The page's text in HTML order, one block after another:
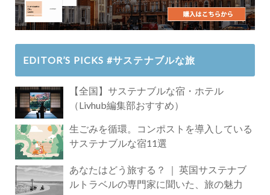
EDITOR’S PICKS #サステナブルな旅
【全国】サステナブルな宿・ホテル
（Livhub編集部おすすめ）
生ごみを循環。コンポストを導入している
サステナブルな宿11選
あなたはどう旅する？ ｜ 英国サステナブ
ルトラベルの専門家に聞いた、旅の魅力